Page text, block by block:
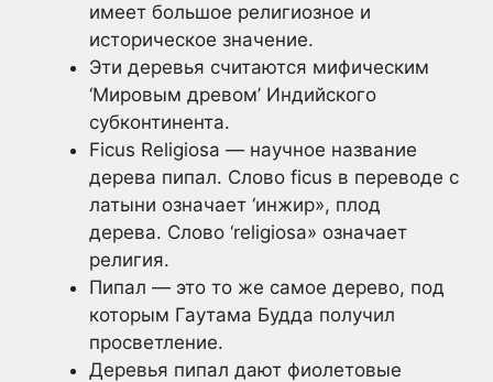
имеет большое религиозное и
историческое значение.
Эти деревья считаются мифическим
‘Мировым древом’ Индийского
субконтинента.
Ficus Religiosa — научное название
дерева пипал. Слово ficus в переводе с
латыни означает ‘инжир», плод
дерева. Слово ‘religiosa» означает
религия.
Пипал — это то же самое дерево, под
которым Гаутама Будда получил
просветление.
Деревья пипал дают фиолетовые